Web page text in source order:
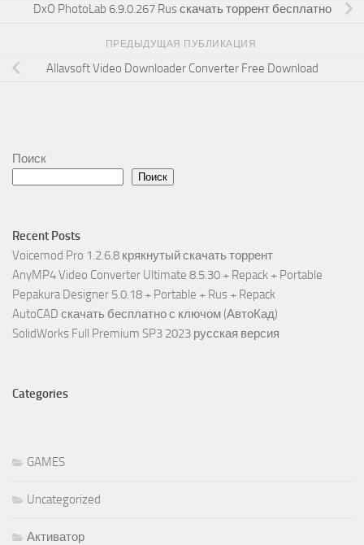
DxO PhotoLab 6.9.0.267 Rus скачать торрент бесплатно
ПРЕДЫДУЩАЯ ПУБЛИКАЦИЯ
Allavsoft Video Downloader Converter Free Download
Поиск
Поиск
Recent Posts
Voicemod Pro 1.2.6.8 крякнутый скачать торрент
AnyMP4 Video Converter Ultimate 8.5.30 + Repack + Portable
Pepakura Designer 5.0.18 + Portable + Rus + Repack
AutoCAD скачать бесплатно с ключом (АвтоКад)
SolidWorks Full Premium SP3 2023 русская версия
Categories
GAMES
Uncategorized
Активатор